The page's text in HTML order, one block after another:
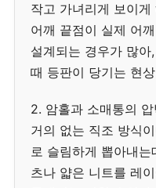
작고 가녀리게 보이
어깨 끝점이 실제 어
설계되는 경우가 많
때 등판이 당기는 현
2. 암홀과 소매통의
거의 없는 직조 방식
로 슬림하게 뽑아내
츠나 얇은 니트를 레